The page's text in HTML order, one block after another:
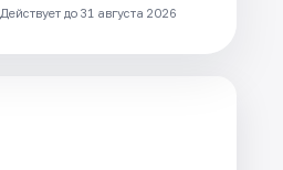
Действует до 31 августа 2026